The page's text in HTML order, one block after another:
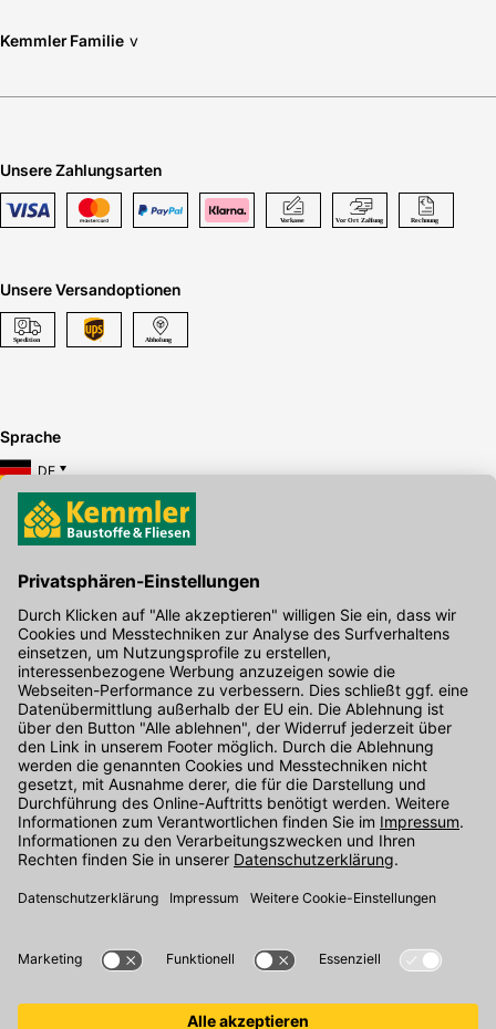
Kemmler Familie v
Unsere Zahlungsarten
Unsere Versandoptionen
Sprache
DE
Hier gibt's die kostenlose App
Kontakt
Unser Onlineshop Team ist montags bis freitags von 08:00 - 17:00
Uhr unter der Telefonnummer07071 / 151-151für Sie erreichbar.
Alternativ können Sie unser Kontaktformular nutzen.
Den Kontakt direkt in unsere Niederlassungen finden Sie